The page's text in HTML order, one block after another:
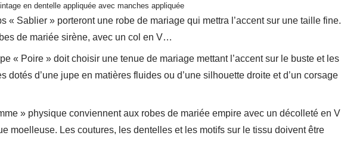
en dentelle appliquée avec manches appliquée
« Sablier » porteront une robe de mariage qui mettra l’accent sur une taille fine.
de mariée sirène, avec un col en V…
« Poire » doit choisir une tenue de mariage mettant l’accent sur le buste et les
dotés d’une jupe en matières fluides ou d’une silhouette droite et d’un corsage
» physique conviennent aux robes de mariée empire avec un décolleté en V
moelleuse. Les coutures, les dentelles et les motifs sur le tissu doivent être